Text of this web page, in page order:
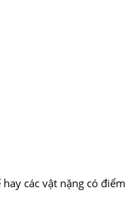
các vật nặng có điểm